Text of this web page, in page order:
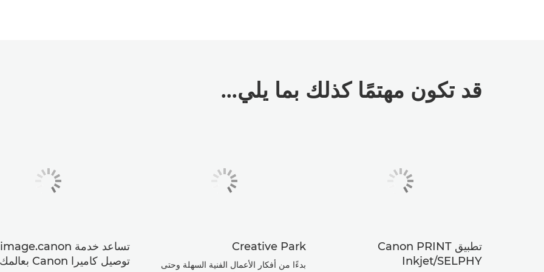
قد تكون مهتمًا كذلك بما يلي...
تطبيق Canon PRINT
Inkjet/SELPHY
Creative Park
بدءًا من أفكار الأعمال الفنية السهلة وحتى
توصيل كاميرا Canon بعالمك